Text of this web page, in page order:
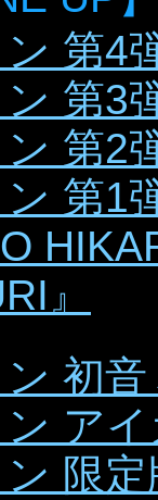
第4
第3
第2
第1
』
初
ア
限